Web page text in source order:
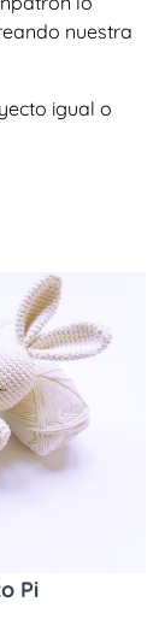
nuestra
igual o
Pi